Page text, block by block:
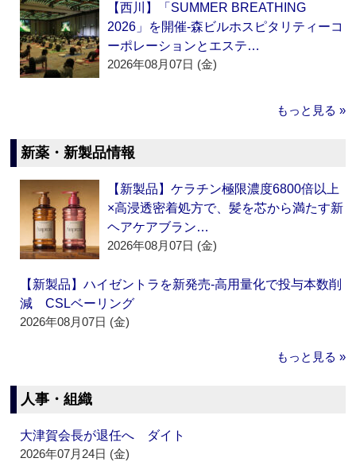
【西川】「SUMMER BREATHING
2026」を開催‐森ビルホスピタリティーコ
ーポレーションとエステ…
2026年08月07日 (金)
もっと見る »
新薬・新製品情報
【新製品】ケラチン極限濃度6800倍以上
×高浸透密着処方で、髪を芯から満たす新
ヘアケアブラン…
2026年08月07日 (金)
【新製品】ハイゼントラを新発売‐高用量化で投与本数削
減 CSLベーリング
2026年08月07日 (金)
もっと見る »
人事・組織
大津賀会長が退任へ ダイト
2026年07月24日 (金)